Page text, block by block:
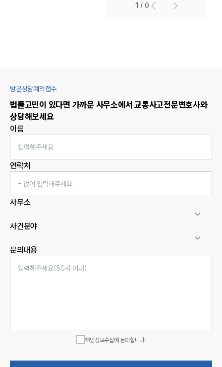
1 /0
방문상담예약접수
법률고민이 있다면 가까운 사무소에서교통사고전문변호사와
상담해보세요
이름
연락처
사무소
사건분야
문의내용
개인정보수집에 동의합니다.